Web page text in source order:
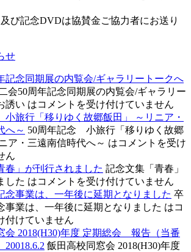
び記念DVDは協賛金ご協力者にお送り
せ
記念同期展の内覧会/ギャラリートークへ
会50周年記念同期展の内覧会/ギャラリー
誘い はコメントを受け付けていません
旅行「移りゆく故郷飯田」 ～リニア・
へ～ 50周年記念 小旅行「移りゆく故郷
ア・三遠南信時代へ～ はコメントを受け
ん
春」が刊行されました 記念文集「青春」
した はコメントを受け付けていません
念事業は、一年後に延期となりました 卒
事業は、一年後に延期となりました はコ
付けていません
会 2018(H30)年度 定期総会 報告（当番
飯田高校同窓会 2018(H30)年度